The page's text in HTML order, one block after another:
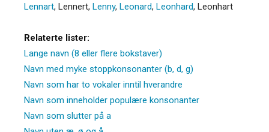
Lennart, Lennert, Lenny, Leonard, Leonhard, Leonhart
Relaterte lister:
Lange navn (8 eller flere bokstaver)
Navn med myke stoppkonsonanter (b, d, g)
Navn som har to vokaler inntil hverandre
Navn som inneholder populære konsonanter
Navn som slutter på a